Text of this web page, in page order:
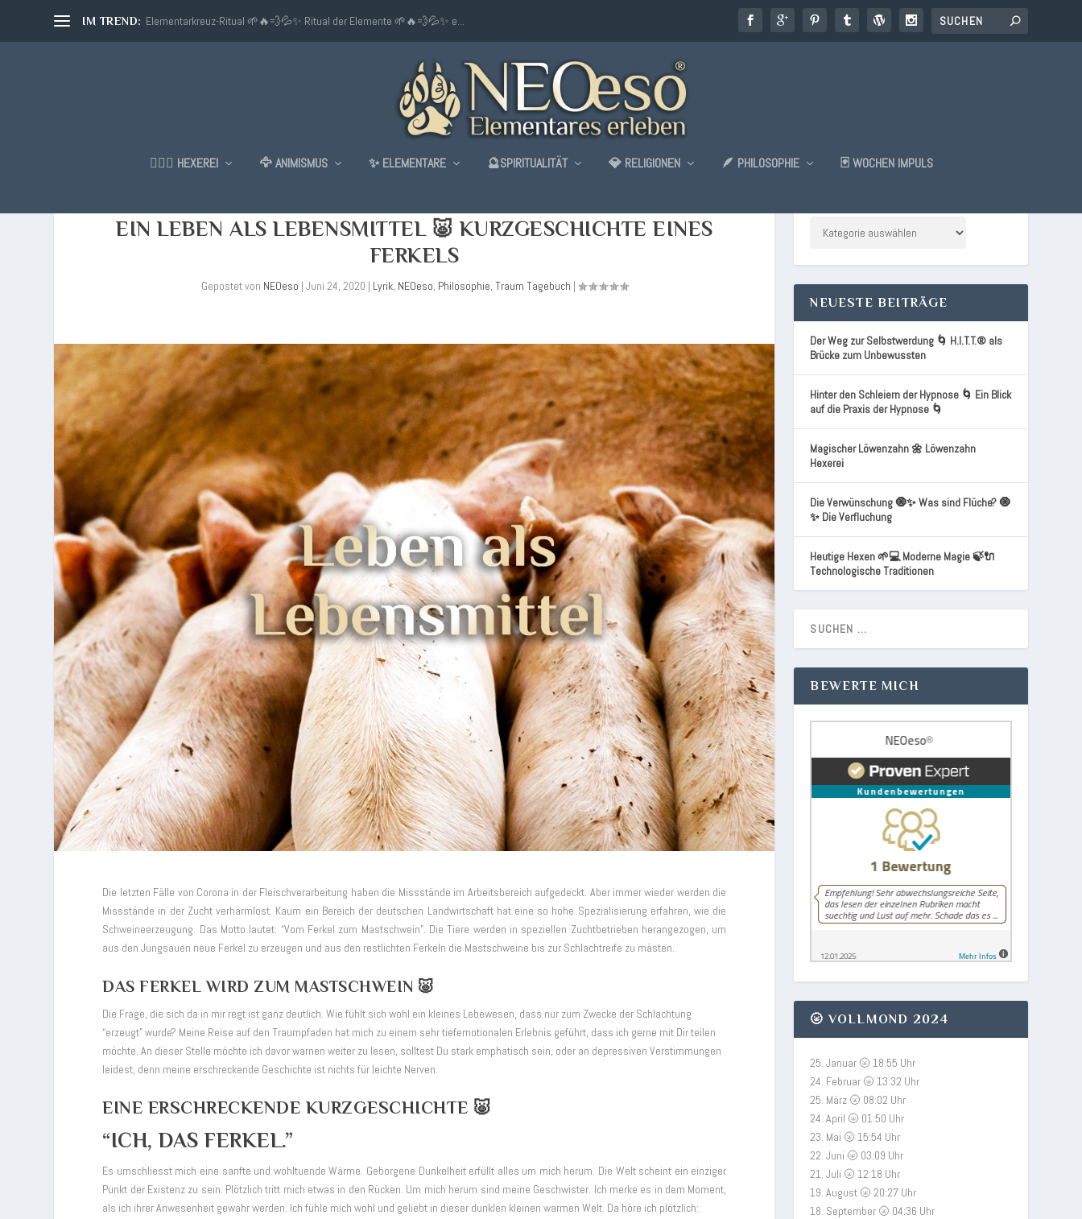
IM TREND: Elementarkreuz-Ritual 🌱🔥💨💦✨ Ritual der Elemente 🌱🔥💨💦✨ e...
🧙🏼‍♂️ HEXEREI 🦅 ANIMISMUS ✨ ELEMENTARE 🔮SPIRITUALITÄT 💎 RELIGIONEN 🪶 PHILOSOPHIE 🃏 WOCHEN IMPULS
EIN LEBEN ALS LEBENSMITTEL 🐷 KURZGESCHICHTE EINES
FERKELS
Gepostet von NEOeso | Juni 24, 2020 | Lyrik, NEOeso, Philosophie, Traum Tagebuch |
Die letzten Fälle von Corona in der Fleischverarbeitung haben die Missstände im Arbeitsbereich aufgedeckt. Aber immer wieder werden die
Missstände in der Zucht verharmlost. Kaum ein Bereich der deutschen Landwirtschaft hat eine so hohe Spezialisierung erfahren, wie die
Schweineerzeugung. Das Motto lautet: “Vom Ferkel zum Mastschwein”. Die Tiere werden in speziellen Zuchtbetrieben herangezogen, um
aus den Jungsauen neue Ferkel zu erzeugen und aus den restlichten Ferkeln die Mastschweine bis zur Schlachtreife zu mästen.
DAS FERKEL WIRD ZUM MASTSCHWEIN 🐷
Die Frage, die sich da in mir regt ist ganz deutlich. Wie fühlt sich wohl ein kleines Lebewesen, dass nur zum Zwecke der Schlachtung
“erzeugt” wurde? Meine Reise auf den Traumpfaden hat mich zu einem sehr tiefemotionalen Erlebnis geführt, dass ich gerne mit Dir teilen
möchte. An dieser Stelle möchte ich davor warnen weiter zu lesen, solltest Du stark emphatisch sein, oder an depressiven Verstimmungen
leidest, denn meine erschreckende Geschichte ist nichts für leichte Nerven.
EINE ERSCHRECKENDE KURZGESCHICHTE 🐷
“ICH, DAS FERKEL.”
Es umschliesst mich eine sanfte und wohltuende Wärme. Geborgene Dunkelheit erfüllt alles um mich herum. Die Welt scheint ein einziger
Punkt der Existenz zu sein. Plötzlich tritt mich etwas in den Rücken. Um mich herum sind meine Geschwister. Ich merke es in dem Moment,
als ich ihrer Anwesenheit gewahr werden. Ich fühle mich wohl und geliebt in dieser dunklen kleinen warmen Welt. Da höre ich plötzlich:
NEUESTE BEITRÄGE
Der Weg zur Selbstwerdung 🌀 H.I.T.T.® als
Brücke zum Unbewussten
Hinter den Schleiern der Hypnose 🌀 Ein Blick
auf die Praxis der Hypnose 🌀
Magischer Löwenzahn 🌼 Löwenzahn
Hexerei
Die Verwünschung 🧿✨ Was sind Flüche? 🧿
✨ Die Verfluchung
Heutige Hexen 🌱💻 Moderne Magie 🍃🔌
Technologische Traditionen
BEWERTE MICH
🌝 VOLLMOND 2024
25. Januar 🌝 18:55 Uhr
24. Februar 🌝 13:32 Uhr
25. März 🌝 08:02 Uhr
24. April 🌝 01:50 Uhr
23. Mai 🌝 15:54 Uhr
22. Juni 🌝 03:09 Uhr
21. Juli 🌝 12:18 Uhr
19. August 🌝 20:27 Uhr
18. September 🌝 04:36 Uhr